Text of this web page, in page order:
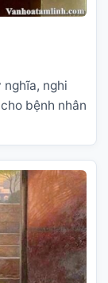
nghĩa, nghi
bệnh nhân